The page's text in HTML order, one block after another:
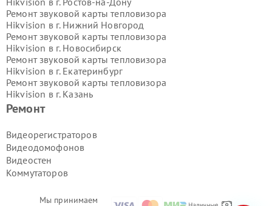
Мы принимаем
Ремонт
Видеорегистраторов
Видеодомофонов
Видеостен
Коммутаторов
Ремонт звуковой карты тепловизора
Hikvision в г. Нижний Новгород
Ремонт звуковой карты тепловизора
Hikvision в г. Новосибирск
Ремонт звуковой карты тепловизора
Hikvision в г. Екатеринбург
Ремонт звуковой карты тепловизора
Hikvision в г. Казань
Ремонт звуковой карты тепловизора
Ремонт звуковой карты тепловизора
Hikvision в г.Волгоград
Ремонт звуковой карты тепловизора
Hikvision в г.
Ремонт звуковой карты тепловизора
Ремонт звуковой карты тепловизора